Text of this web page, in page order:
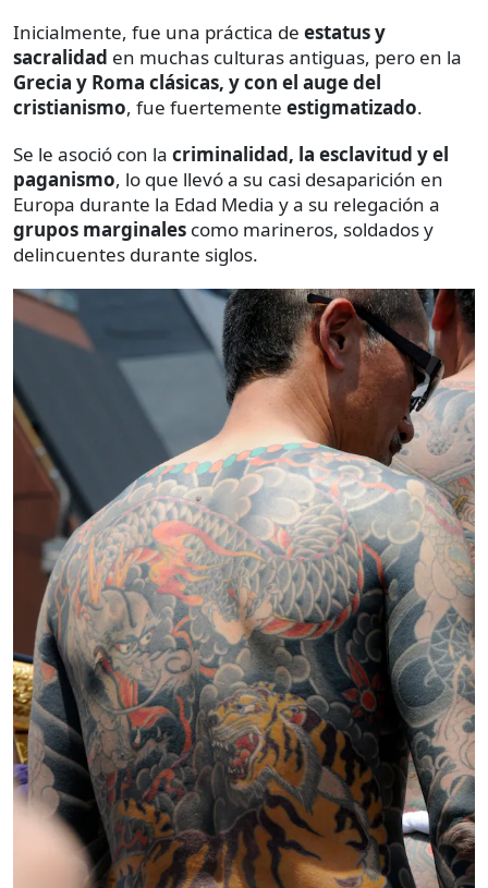
Inicialmente, fue una práctica de estatus y
sacralidad en muchas culturas antiguas, pero en la
Grecia y Roma clásicas, y con el auge del
cristianismo, fue fuertemente estigmatizado.
Se le asoció con la criminalidad, la esclavitud y el
paganismo, lo que llevó a su casi desaparición en
Europa durante la Edad Media y a su relegación a
grupos marginales como marineros, soldados y
delincuentes durante siglos.